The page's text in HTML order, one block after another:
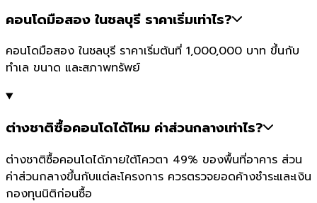
คอนโดมือสอง ในชลบุรี ราคาเริ่มเท่าไร?
คอนโดมือสอง ในชลบุรี ราคาเริ่มต้นที่ 1,000,000 บาท ขึ้นกับ
ทำเล ขนาด และสภาพทรัพย์
ต่างชาติซื้อคอนโดได้ไหม ค่าส่วนกลางเท่าไร?
ต่างชาติซื้อคอนโดได้ภายใต้โควตา 49% ของพื้นที่อาคาร ส่วน
ค่าส่วนกลางขึ้นกับแต่ละโครงการ ควรตรวจยอดค้างชำระและเงิน
กองทุนนิติก่อนซื้อ